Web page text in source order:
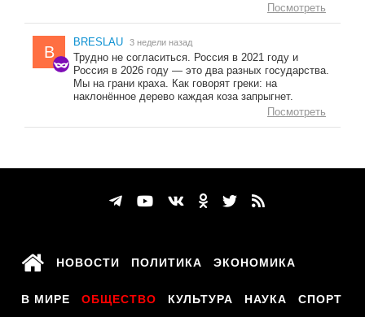
Посмотреть
B
BRESLAU 3 недели назад
Трудно не согласиться. Россия в 2021 году и
Россия в 2026 году — это два разных государства.
Мы на грани краха. Как говорят греки: на
наклонённое дерево каждая коза запрыгнет.
Посмотреть
НОВОСТИ ПОЛИТИКА ЭКОНОМИКА
В МИРЕ ОБЩЕСТВО КУЛЬТУРА НАУКА СПОРТ